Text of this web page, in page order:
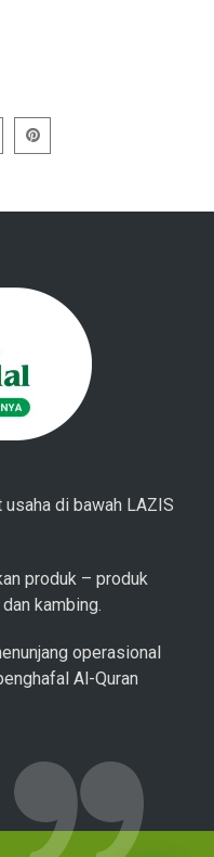
usaha di bawah LAZIS
produk – produk
kambing.
operasional
Al-Quran